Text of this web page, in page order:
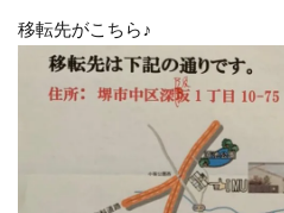
移転先がこちら♪